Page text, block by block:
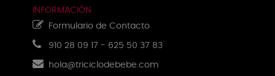
INFORMACIÓN
Formulario de Contacto
910 28 09 17 - 625 50 37 83
hola@triciclodebebe.com